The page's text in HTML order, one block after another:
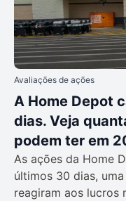
Avaliações de ações
A Home Depot
dias. Veja
podem ter em
As ações da Home
últimos 30 dias,
reagiram aos lucros